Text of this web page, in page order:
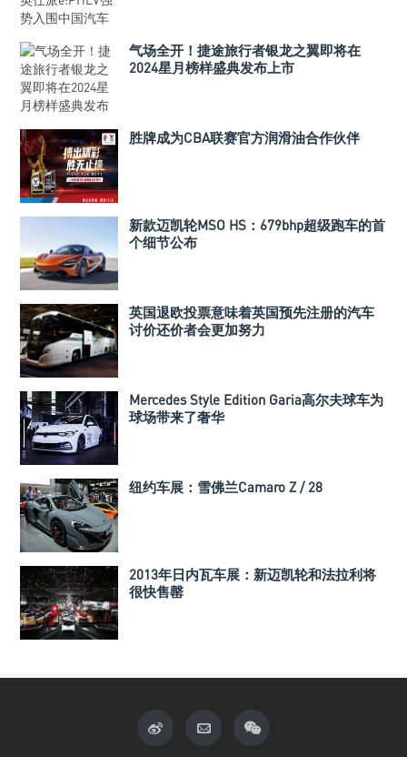
气场全开！捷途旅行者银龙之翼即将在
2024星月榜样盛典发布上市
胜牌成为CBA联赛官方润滑油合作伙伴
新款迈凯轮MSO HS：679bhp超级跑车的首
个细节公布
英国退欧投票意味着英国预先注册的汽车
讨价还价者会更加努力
Mercedes Style Edition Garia高尔夫球车为
球场带来了奢华
纽约车展：雪佛兰Camaro Z / 28
2013年日内瓦车展：新迈凯轮和法拉利将
很快售罄